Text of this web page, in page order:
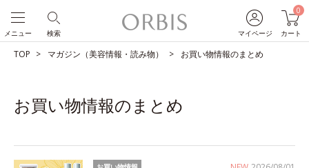
マイページ
0
カート
検索
メニュー
TOP マガジン（美容情報・読み物） お買い物情報のまとめ
お買い物情報のまとめ